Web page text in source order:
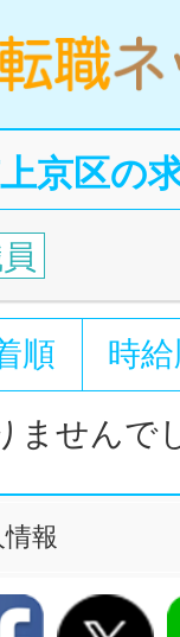
京区の
順 時
ませんで
報